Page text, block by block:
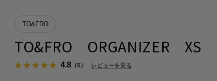
TO&FRO
TO&FRO ORGANIZER XS
4.8（5） レビューを見る